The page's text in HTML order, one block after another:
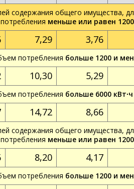
содержания общего имущества,
меньше или равен
7,29 3,76
потребления больше 1200 и
10,30 5,29
потребления больше 6000 кВт∙ч
14,72 8,66
содержания общего имущества,
меньше или равен
8,20 4,17
потребления больше 1200 и